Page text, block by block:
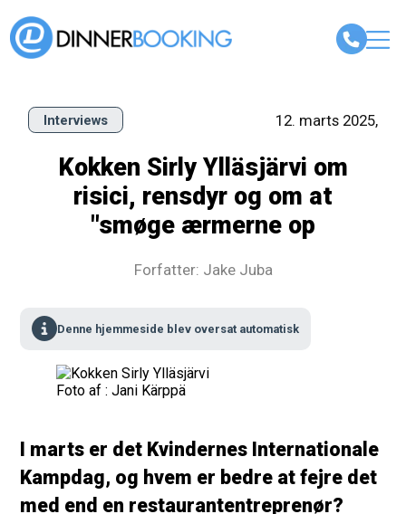
Interviews 12. marts 2025,
Kokken Sirly Ylläsjärvi om
risici, rensdyr og om at
"smøge ærmerne op
Forfatter: Jake Juba
Denne hjemmeside blev oversat automatisk
Foto af : Jani Kärppä
I marts er det Kvindernes Internationale
Kampdag, og hvem er bedre at fejre det
med end en restaurantentreprenør?